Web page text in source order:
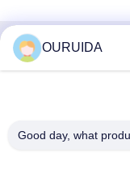
Contact rapide
district de
OURUIDA
Good day, what